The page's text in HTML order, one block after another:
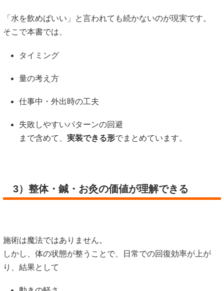
「水を飲めばいい」と言われても続かないのが現実です。
そこで本書では、
タイミング
量の考え方
仕事中・外出時の工夫
失敗しやすいパターンの回避
まで含めて、 実装できる形でまとめています。
3）整体・鍼・お灸の価値が理解できる
施術は魔法ではありません。
しかし、体の状態が整うことで、日常での回復効率が上が
り、結果として